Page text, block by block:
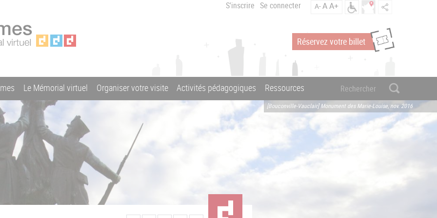
S'inscrire Se connecter A-AA+
Réservez votre billet
Le Mémorial virtuel Organiser votre visite Activités pédagogiques Ressources
[Bouconville-Vauclair] Monument des Marie-Louise, nov. 2016